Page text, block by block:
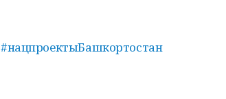
#нацпроектыБашкортостан